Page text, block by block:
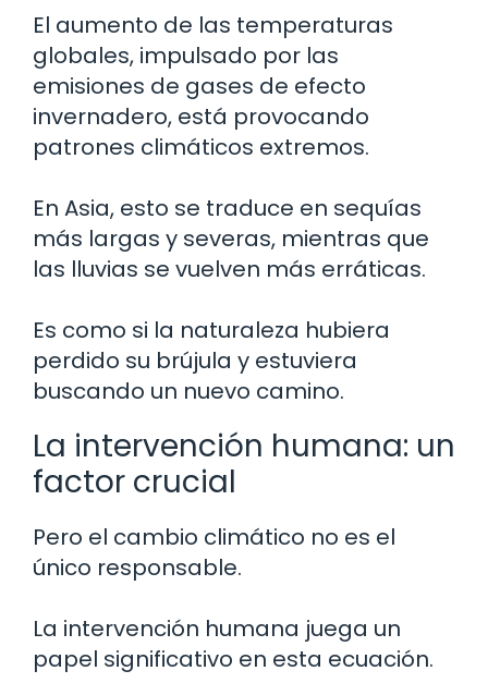
El aumento de las temperaturas
globales, impulsado por las
emisiones de gases de efecto
invernadero, está provocando
patrones climáticos extremos.
En Asia, esto se traduce en sequías
más largas y severas, mientras que
las lluvias se vuelven más erráticas.
Es como si la naturaleza hubiera
perdido su brújula y estuviera
buscando un nuevo camino.
La intervención humana: un
factor crucial
Pero el cambio climático no es el
único responsable.
La intervención humana juega un
papel significativo en esta ecuación.